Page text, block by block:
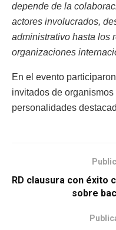
depende de la
actores involucrados,
administrativo hasta los
organizaciones
En el evento
invitados de
personalidades
RD clausura con éxito
sobre